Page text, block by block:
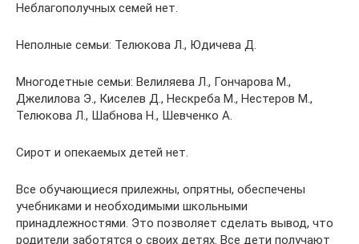
Неблагополучных семей нет.
Неполные семьи: Телюкова Л., Юдичева Д.
Многодетные семьи: Велиляева Л., Гончарова М.,
Джелилова Э., Киселев Д., Нескреба М., Нестеров М.,
Телюкова Л., Шабнова Н., Шевченко А.
Сирот и опекаемых детей нет.
Все обучающиеся прилежны, опрятны, обеспечены
учебниками и необходимыми школьными
принадлежностями. Это позволяет сделать вывод, что
родители заботятся о своих детях. Все дети получают